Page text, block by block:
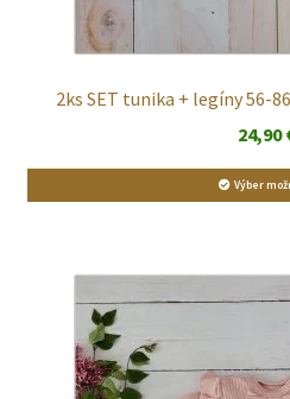
2ks SET tunika + legíny 56-
24,90
Výber